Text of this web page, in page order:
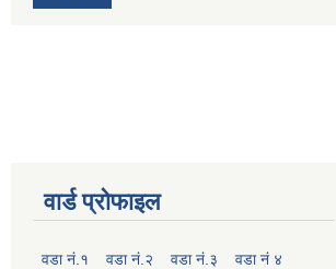
वार्ड प्रोफाइल
वडा नं.१ वडा नं.२ वडा नं.३ वडा नं ४